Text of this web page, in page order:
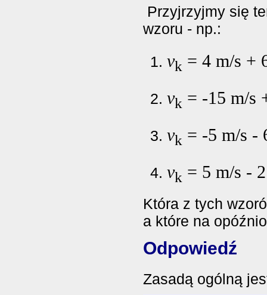
Przyjrzyjmy się
wzoru - np.:
vk = 4 m/s +
vk = -15 m/s
vk = -5 m/s -
vk = 5 m/s -
Która z tych
a które na
Odpowiedź
Zasadą ogólną